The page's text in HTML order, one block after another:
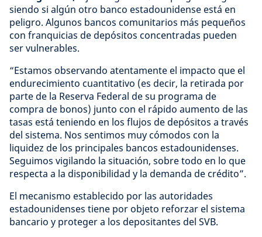
siendo si algún otro banco estadounidense está en
peligro. Algunos bancos comunitarios más pequeños
con franquicias de depósitos concentradas pueden
ser vulnerables.
“Estamos observando atentamente el impacto que el
endurecimiento cuantitativo (es decir, la retirada por
parte de la Reserva Federal de su programa de
compra de bonos) junto con el rápido aumento de las
tasas está teniendo en los flujos de depósitos a través
del sistema. Nos sentimos muy cómodos con la
liquidez de los principales bancos estadounidenses.
Seguimos vigilando la situación, sobre todo en lo que
respecta a la disponibilidad y la demanda de crédito”.
El mecanismo establecido por las autoridades
estadounidenses tiene por objeto reforzar el sistema
bancario y proteger a los depositantes del SVB.